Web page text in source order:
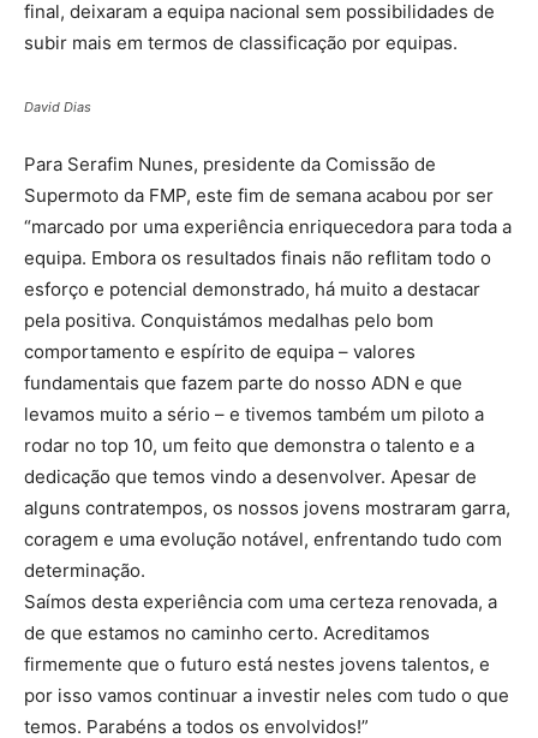
final, deixaram a equipa nacional sem possibilidades de
subir mais em termos de classificação por equipas.
David Dias
Para Serafim Nunes, presidente da Comissão de
Supermoto da FMP, este fim de semana acabou por ser
“marcado por uma experiência enriquecedora para toda a
equipa. Embora os resultados finais não reflitam todo o
esforço e potencial demonstrado, há muito a destacar
pela positiva. Conquistámos medalhas pelo bom
comportamento e espírito de equipa – valores
fundamentais que fazem parte do nosso ADN e que
levamos muito a sério – e tivemos também um piloto a
rodar no top 10, um feito que demonstra o talento e a
dedicação que temos vindo a desenvolver. Apesar de
alguns contratempos, os nossos jovens mostraram garra,
coragem e uma evolução notável, enfrentando tudo com
determinação.
Saímos desta experiência com uma certeza renovada, a
de que estamos no caminho certo. Acreditamos
firmemente que o futuro está nestes jovens talentos, e
por isso vamos continuar a investir neles com tudo o que
temos. Parabéns a todos os envolvidos!”